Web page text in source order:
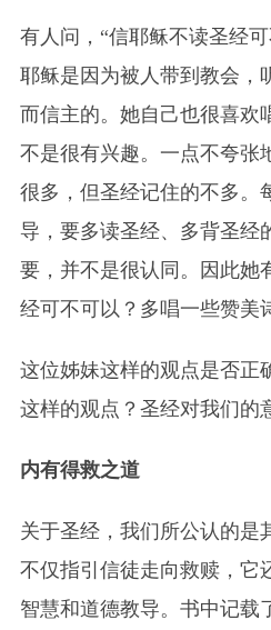
有人问，“信耶稣不读圣经
耶稣是因为被人带到教会，
而信主的。她自己也很喜欢
不是很有兴趣。一点不夸张
很多，但圣经记住的不多。
导，要多读圣经、多背圣经
要，并不是很认同。因此她
经可不可以？多唱一些赞美
这位姊妹这样的观点是否正
这样的观点？圣经对我们的
内有得救之道
关于圣经，我们所公认的是
不仅指引信徒走向救赎，它
智慧和道德教导。书中记载